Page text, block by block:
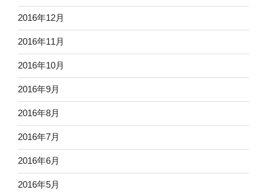
2016年12月
2016年11月
2016年10月
2016年9月
2016年8月
2016年7月
2016年6月
2016年5月